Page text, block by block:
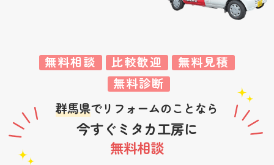
無料相談 比較歓迎
無料見積
無料診断
群馬県でリフォームのことなら
今すぐミタカ工房に
無料相談